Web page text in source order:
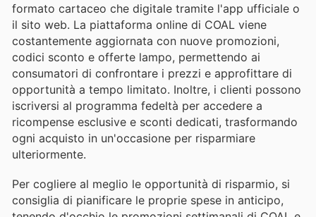
formato cartaceo che digitale tramite l'app ufficiale o
il sito web. La piattaforma online di COAL viene
costantemente aggiornata con nuove promozioni,
codici sconto e offerte lampo, permettendo ai
consumatori di confrontare i prezzi e approfittare di
opportunità a tempo limitato. Inoltre, i clienti possono
iscriversi al programma fedeltà per accedere a
ricompense esclusive e sconti dedicati, trasformando
ogni acquisto in un'occasione per risparmiare
ulteriormente.
Per cogliere al meglio le opportunità di risparmio, si
consiglia di pianificare le proprie spese in anticipo,